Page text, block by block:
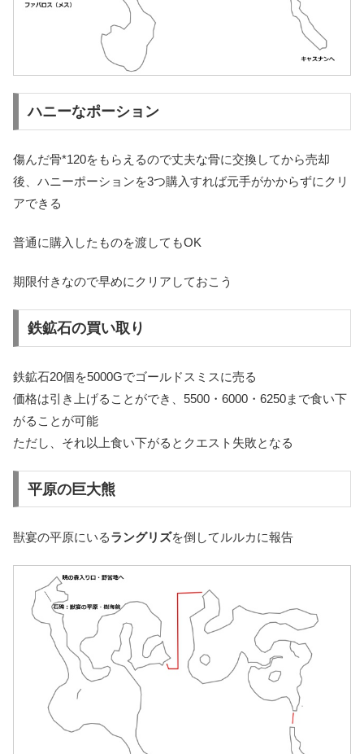
ハニーなポーション
傷んだ骨*120をもらえるので丈夫な骨に交換してから売却
後、ハニーポーションを3つ購入すれば元手がかからずにクリ
アできる
普通に購入したものを渡してもOK
期限付きなので早めにクリアしておこう
鉄鉱石の買い取り
鉄鉱石20個を5000Gでゴールドスミスに売る
価格は引き上げることができ、5500・6000・6250まで食い下
がることが可能
ただし、それ以上食い下がるとクエスト失敗となる
平原の巨大熊
獣宴の平原にいるラングリズを倒してルルカに報告